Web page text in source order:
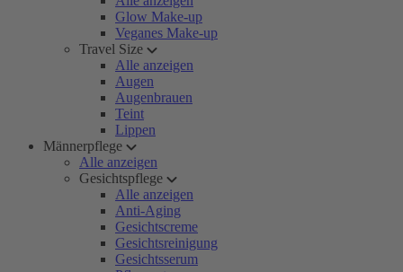
Glow Make-up
Veganes Make-up
Travel Size
Alle anzeigen
Augen
Augenbrauen
Teint
Lippen
Männerpflege
Alle anzeigen
Gesichtspflege
Alle anzeigen
Anti-Aging
Gesichtscreme
Gesichtsreinigung
Gesichtsserum